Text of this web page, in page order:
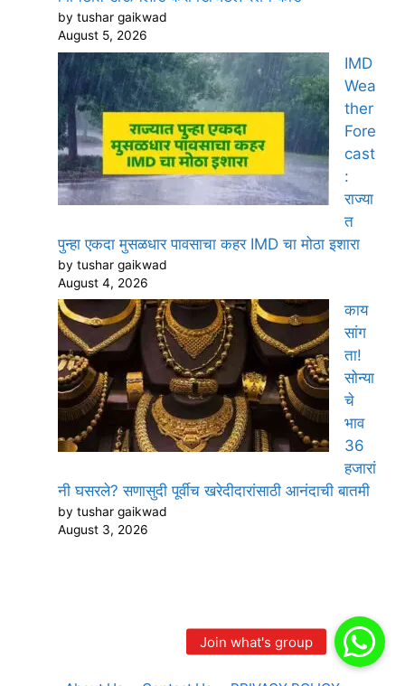
by tushar gaikwad
August 5, 2026
IMD
Wea
ther
Fore
cast
:
राज्या
त
पुन्हा एकदा मुसळधार पावसाचा कहर IMD चा मोठा इशारा
by tushar gaikwad
August 4, 2026
काय
सांग
ता!
सोन्या
चे
भाव
36
हजारां
नी घसरले? सणासुदी पूर्वीच खरेदीदारांसाठी आनंदाची बातमी
by tushar gaikwad
August 3, 2026